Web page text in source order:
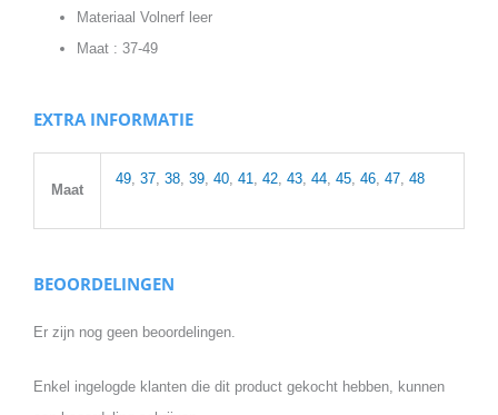
Materiaal Volnerf leer
Maat : 37-49
EXTRA INFORMATIE
Maat
49 37 38 39 40 41 42 43 44 45 46 47 48
BEOORDELINGEN
Er zijn nog geen beoordelingen.
Enkel ingelogde klanten die dit product gekocht hebben, kunnen